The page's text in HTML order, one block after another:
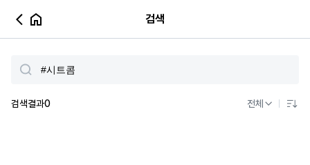
검색
검색결과0 전체